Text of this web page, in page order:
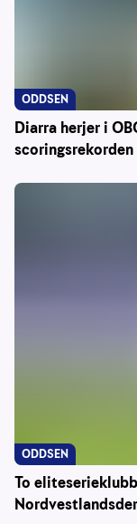
Diarra herjer i
scoringsrekorden
ODDSEN
To
ODDSEN